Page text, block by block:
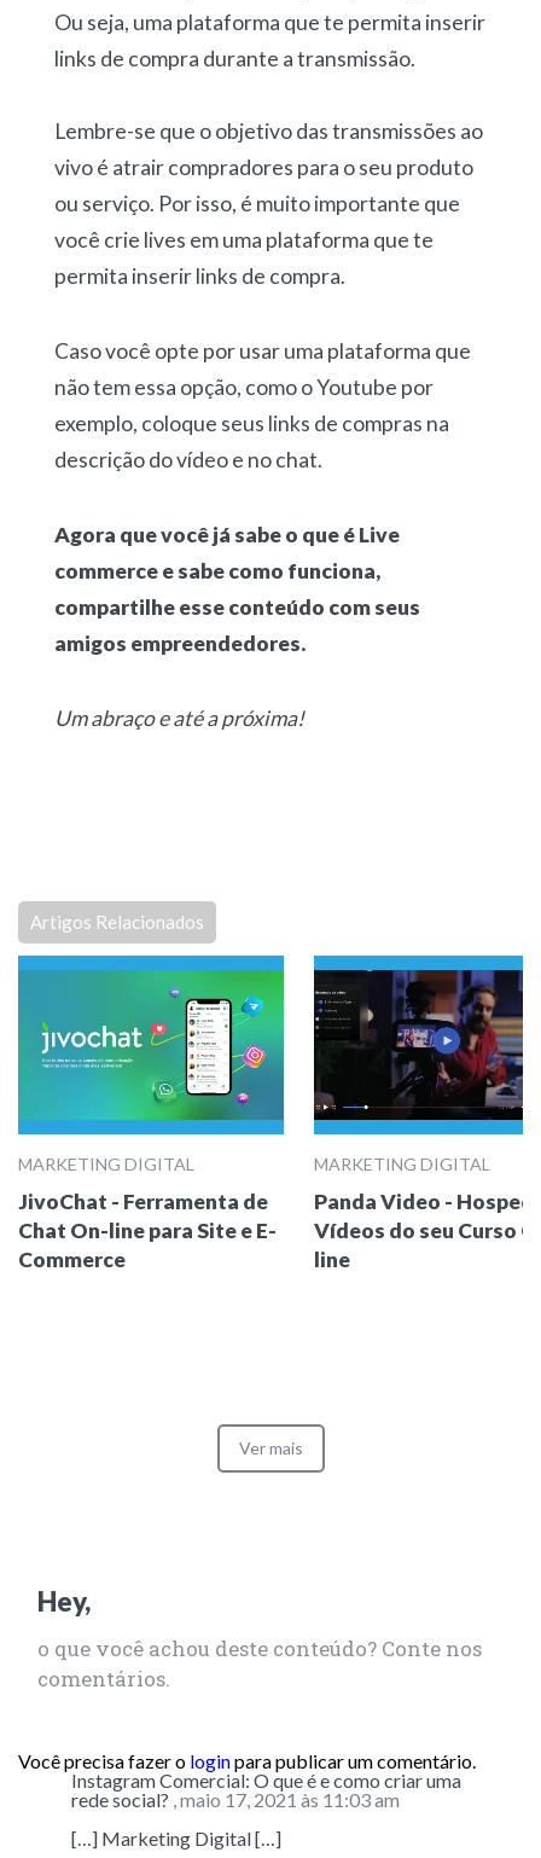
Ou seja, uma plataforma que te permita inserir
links de compra durante a transmissão.
Lembre-se que o objetivo das transmissões ao
vivo é atrair compradores para o seu produto
ou serviço. Por isso, é muito importante que
você crie lives em uma plataforma que te
permita inserir links de compra.
Caso você opte por usar uma plataforma que
não tem essa opção, como o Youtube por
exemplo, coloque seus links de compras na
descrição do vídeo e no chat.
Agora que você já sabe o que é Live
commerce e sabe como funciona,
compartilhe esse conteúdo com seus
amigos empreendedores.
Um abraço e até a próxima!
Artigos Relacionados
MARKETING DIGITAL
JivoChat - Ferramenta de
Chat On-line para Site e E-
Commerce
MARKETING DIGITAL
Panda Video -
Vídeos do seu Curso
line
Ver mais
Hey,
o que você achou deste conteúdo? Conte nos
comentários.
Você precisa fazer o loginpara publicar um comentário.
Instagram Comercial: O que é e como criar uma
rede social? , maio 17, 2021 às 11:03 am
[…] Marketing Digital […]